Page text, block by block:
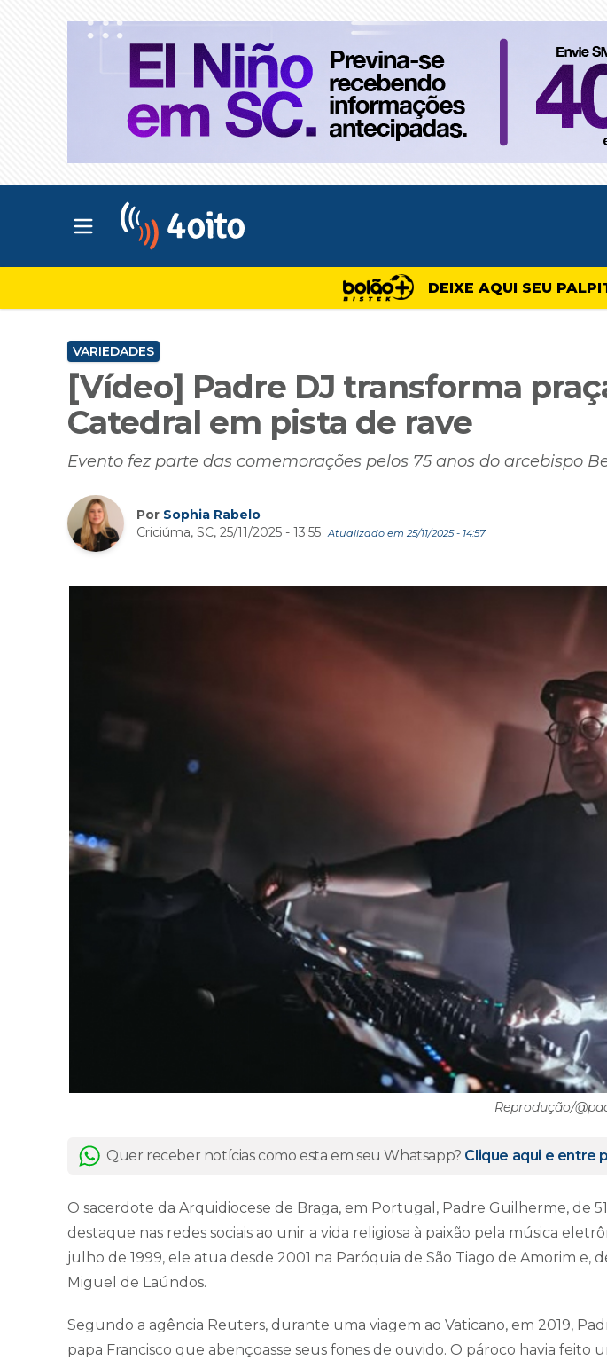
Abrir menu principal
DEIXE AQUI SEU
VARIEDADES
[Vídeo] Padre DJ transforma
Catedral em pista de rave
Evento fez parte das comemorações pelos 75 anos do arcebispo
Por Sophia Rabelo
Criciúma, SC, 25/11/2025 - 13:55 Atualizado em 25/11/2025 - 14:57
Reprodução/
Quer receber notícias como esta em seu Whatsapp? Clique aqui e entre
O sacerdote da Arquidiocese de Braga, em Portugal, Padre Guilherme, de
destaque nas redes sociais ao unir a vida religiosa à paixão pela música
julho de 1999, ele atua desde 2001 na Paróquia de São Tiago de Amorim e,
Miguel de Laúndos.
Segundo a agência Reuters, durante uma viagem ao Vaticano, em 2019,
papa Francisco que abençoasse seus fones de ouvido. O pároco havia feito